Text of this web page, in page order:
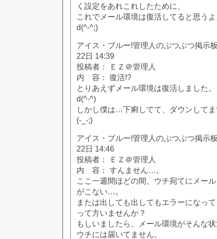
く設定をあれこれしたために、
これでメール環境は復活してると思う
d(^-^;)
アイス・ブルー!管理人のぶつぶつ掲示
22日 14:39
投稿者： ＥＺ＠管理人
内 容： 復活!?
とりあえずメール環境は復活しました。
d(^-^)
しかし僕は…下痢してて、ダウンして
(-_-;)
アイス・ブルー!管理人のぶつぶつ掲示
22日 14:46
投稿者： ＥＺ＠管理人
内 容： すんません…。
ここ一週間ほどの間、ウチ宛てにメー
がこない…。
または出しても出してもエラーになっ
って方いませんか？
もしいましたら、メール環境がそんな
ウチには届いてません。